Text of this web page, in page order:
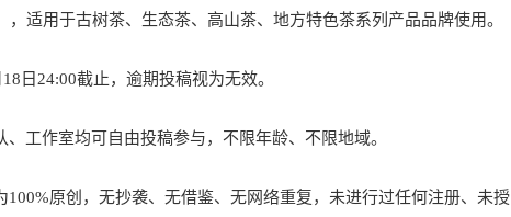
用于古树茶、生态茶、高山茶、地方特色茶系列产品品牌使用。
24:00截止，逾期投稿视为无效。
作室均可自由投稿参与，不限年龄、不限地域。
原创，无抄袭、无借鉴、无网络重复，未进行过任何注册、未授